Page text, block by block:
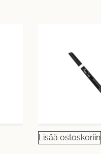
Lisää ostoskoriin